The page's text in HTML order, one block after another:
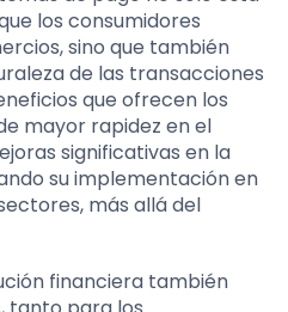
los consumidores
sino que también
de las transacciones
que ofrecen los
mayor rapidez en el
significativas en la
su implementación en
más allá del
financiera también